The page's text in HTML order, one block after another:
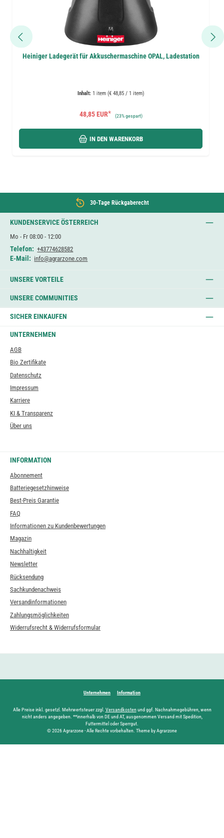
Heiniger Ladegerät für Akkuschermaschine OPAL, Ladestation
Inhalt: 1 item (€ 48,85 / 1 item)
48,85 EUR* (23%gespart)
IN DEN WARENKORB
30-Tage Rückgaberecht
KUNDENSERVICE ÖSTERREICH
Mo - Fr 08:00 - 12:00
Telefon: +43774628582
E-Mail: info@agrarzone.com
UNSERE VORTEILE
UNSERE COMMUNITIES
SICHER EINKAUFEN
UNTERNEHMEN
AGB
Bio Zertifikate
Datenschutz
Impressum
Karriere
KI & Transparenz
Über uns
INFORMATION
Abonnement
Batteriegesetzhinweise
Best-Preis Garantie
FAQ
Informationen zu Kundenbewertungen
Magazin
Nachhaltigkeit
Newsletter
Rücksendung
Sachkundenachweis
Versandinformationen
Zahlungsmöglichkeiten
Widerrufsrecht & Widerrufsformular
Unternehmen Information
Alle Preise inkl. gesetzl. Mehrwertsteuer zzgl. Versandkostenund ggf. Nachnahmegebühren, wenn
nicht anders angegeben. **innerhalb von DE und AT, ausgenommen Versand mit Spedition,
Futtermittel oder Sperrgut.
© 2026 Agrarzone - Alle Rechte vorbehalten. Theme by Agrarzone